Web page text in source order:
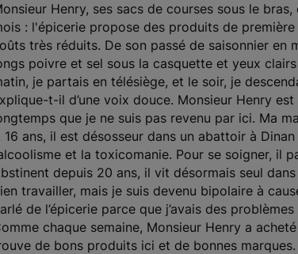
Henry, ses sacs de courses sous le
: l'épicerie propose des produits de
très réduits. De son passé de saisonnier en
poivre et sel sous la casquette et yeux
je partais en télésiège, et le soir, je
t-il d’une voix douce. Monsieur Henry
que je ne suis pas revenu par ici. Ma
16 ans, il est désosseur dans un abattoir à
et la toxicomanie. Pour se soigner, il
depuis 20 ans, il vit désormais seul
travailler, mais je suis devenu bipolaire à
de l’épicerie parce que j’avais des
chaque semaine, Monsieur Henry a
de bons produits ici et de bonnes